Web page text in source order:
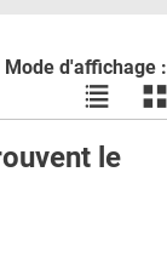
Mode d'affichage :
Voir
les
en
les
le